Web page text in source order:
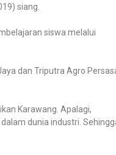
siang.
siswa melalui
dan Triputra Agro
Karawang. Apalagi,
dunia industri.